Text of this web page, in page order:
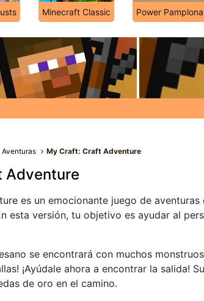
Minecraft Classic Power Pamplona
My Craft: Craft Adventure
Adventure
es un emocionante juego de
esta versión, tu objetivo es ayudar al
se encontrará con muchos
¡Ayúdale ahora a encontrar la salida!
de oro en el camino.